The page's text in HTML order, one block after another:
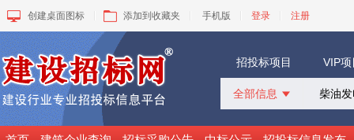
创建桌面图标 添加到收藏夹 手机版 登录 注册
招投标项目 VIP
全部信息 
招标采购